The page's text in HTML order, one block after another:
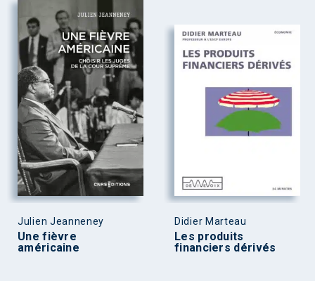
Julien Jeanneney
Une fièvre
américaine
Didier Marteau
Les produits
financiers dérivés